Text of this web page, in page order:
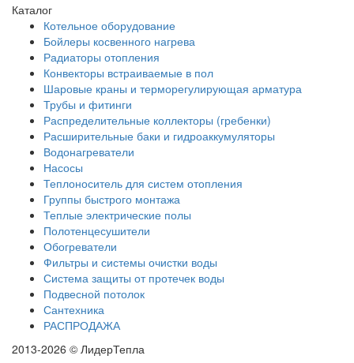
Каталог
Котельное оборудование
Бойлеры косвенного нагрева
Радиаторы отопления
Конвекторы встраиваемые в пол
Шаровые краны и терморегулирующая арматура
Трубы и фитинги
Распределительные коллекторы (гребенки)
Расширительные баки и гидроаккумуляторы
Водонагреватели
Насосы
Теплоноситель для систем отопления
Группы быстрого монтажа
Теплые электрические полы
Полотенцесушители
Обогреватели
Фильтры и системы очистки воды
Система защиты от протечек воды
Подвесной потолок
Сантехника
РАСПРОДАЖА
2013-2026 © ЛидерТепла